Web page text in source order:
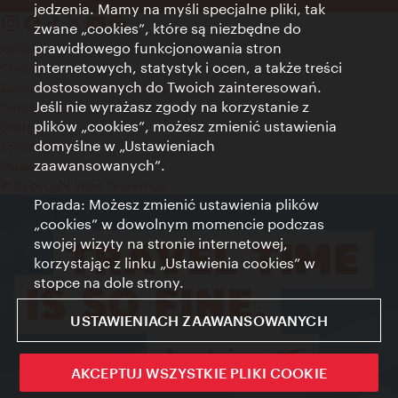
Kontakt
Credits
Zgoda na przetwarzanie danych osobowych
Terms of Use
Dostępność
Kontakt prasowy
Ustawienia cookies
jedzenia. Mamy na myśli specjalne pliki, tak
zwane „cookies”, które są niezbędne do
prawidłowego funkcjonowania stron
internetowych, statystyk i ocen, a także treści
dostosowanych do Twoich zainteresowań.
Jeśli nie wyrażasz zgody na korzystanie z
plików „cookies”, możesz zmienić ustawienia
domyślne w „Ustawieniach
zaawansowanych”.
Porada: Możesz zmienić ustawienia plików
„cookies” w dowolnym momencie podczas
swojej wizyty na stronie internetowej,
korzystając z linku „Ustawienia cookies” w
stopce na dole strony.
USTAWIENIACH ZAAWANSOWANYCH
AKCEPTUJ WSZYSTKIE PLIKI COOKIE